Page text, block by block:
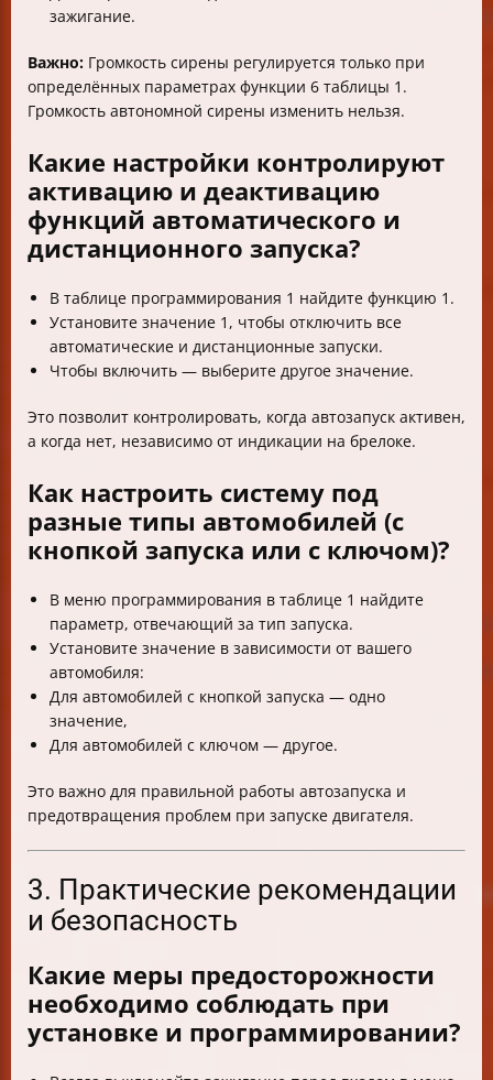
зажигание.
Важно: Громкость сирены регулируется только при
определённых параметрах функции 6 таблицы 1.
Громкость автономной сирены изменить нельзя.
Какие настройки контролируют
активацию и деактивацию
функций автоматического и
дистанционного запуска?
В таблице программирования 1 найдите функцию 1.
Установите значение 1, чтобы отключить все
автоматические и дистанционные запуски.
Чтобы включить — выберите другое значение.
Это позволит контролировать, когда автозапуск активен,
а когда нет, независимо от индикации на брелоке.
Как настроить систему под
разные типы автомобилей (с
кнопкой запуска или с ключом)?
В меню программирования в таблице 1 найдите
параметр, отвечающий за тип запуска.
Установите значение в зависимости от вашего
автомобиля:
Для автомобилей с кнопкой запуска — одно
значение,
Для автомобилей с ключом — другое.
Это важно для правильной работы автозапуска и
предотвращения проблем при запуске двигателя.
3. Практические рекомендации
и безопасность
Какие меры предосторожности
необходимо соблюдать при
установке и программировании?